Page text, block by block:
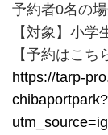
予約者0名の場
【対象】小学
【予約はこち
https://tarp-
chibaportpark?